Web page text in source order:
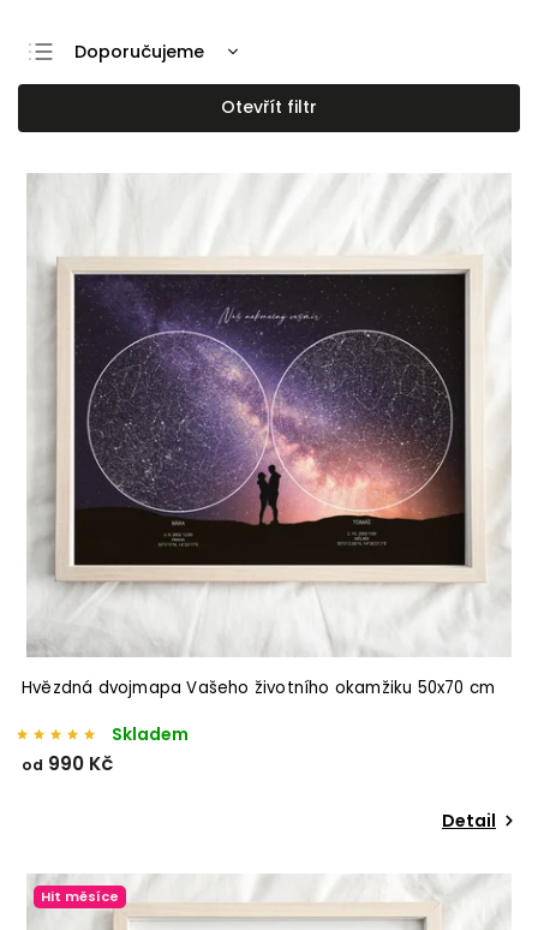
Doporučujeme
Nejlevnější
Nejdražší
Otevřít filtr
Hvězdná dvojmapa Vašeho životního okamžiku 50x70 cm
Skladem
od 990 Kč
Detail
Hit měsíce